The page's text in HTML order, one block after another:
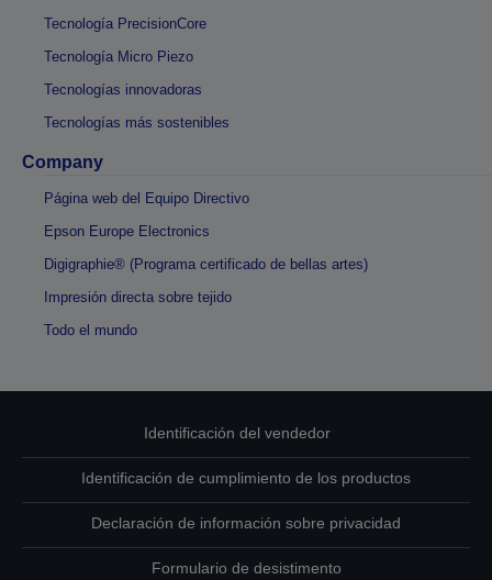
Tecnología PrecisionCore
Tecnología Micro Piezo
Tecnologías innovadoras
Tecnologías más sostenibles
Company
Página web del Equipo Directivo
Epson Europe Electronics
Digigraphie® (Programa certificado de bellas artes)
Impresión directa sobre tejido
Todo el mundo
Identificación del vendedor
Identificación de cumplimiento de los productos
Declaración de información sobre privacidad
Formulario de desistimento